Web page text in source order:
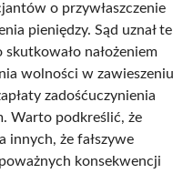
o przywłaszczenie
pieniędzy. Sąd uznał te
nałożeniem
wolności w zawieszeniu
zadośćuczynienia
Warto podkreślić, że
innych, że fałszywe
konsekwencji